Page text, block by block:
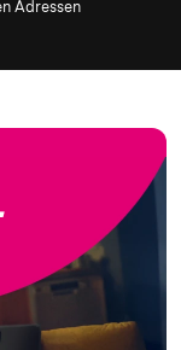
Adressen